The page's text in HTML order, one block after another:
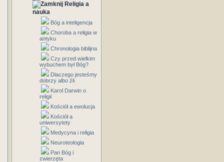
Religia a
nauka
Bóg a inteligencja
Choroba a religia w
antyku
Chronologia biblijna
Czy przed wielkim
wybuchem był Bóg?
Dlaczego jesteśmy
dobrzy albo źli
Karol Darwin o
religii
Kościół a ewolucja
Kościół a
uniwersytety
Medycyna i religia
Neuroteologia
Pan Bóg i
zwierzęta